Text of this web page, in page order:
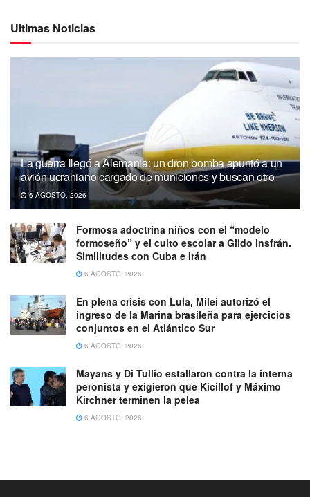
Ultimas Noticias
La guerra llegó a Alemania: un dron bomba apuntó a un
avión ucraniano cargado de municiones y buscan otro
6 AGOSTO, 2026
Formosa adoctrina niños con el “modelo
formoseño” y el culto escolar a Gildo Insfrán.
Similitudes con Cuba e Irán
6 AGOSTO, 2026
En plena crisis con Lula, Milei autorizó el
ingreso de la Marina brasileña para ejercicios
conjuntos en el Atlántico Sur
6 AGOSTO, 2026
Mayans y Di Tullio estallaron contra la interna
peronista y exigieron que Kicillof y Máximo
Kirchner terminen la pelea
6 AGOSTO, 2026